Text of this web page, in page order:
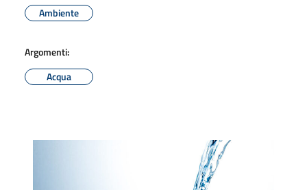
Ambiente
Argomenti:
Acqua